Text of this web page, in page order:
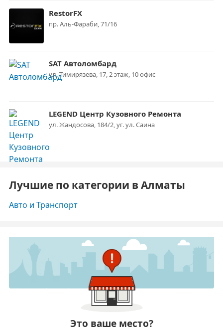
RestorFX
пр. Аль-Фараби, 71/16
SAT Автоломбард
ул. Тимирязева, 17, 2 этаж, 10 офис
LEGEND Центр Кузовного Ремонта
ул. Жандосова, 184/2, уг. ул. Саина
Лучшие по категории в Алматы
Авто и Транспорт
Это ваше место?